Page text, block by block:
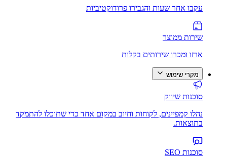
עקבו אחר שעות והגבירו פרודוקטיביות
שירות ממוצר
ארזו ומכרו שירותים בקלות
מקרי שימוש
סוכנות שיווק
נהלו קמפיינים, לקוחות וחיוב במקום אחד כדי שתוכלו להתמקד
בתוצאות.
סוכנות SEO